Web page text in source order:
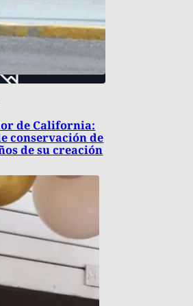
de California:
conservación de
de su creación